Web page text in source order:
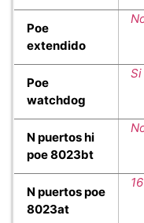
Poe
extendido
Poe
watchdog
N puertos hi
poe 8023bt
N puertos poe
8023at
16